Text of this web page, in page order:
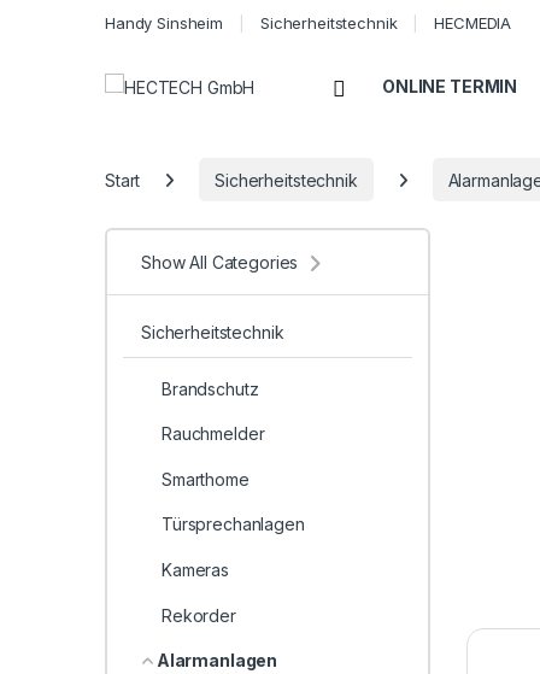
Handy Sinsheim Sicherheitstechnik HECMEDIA
Open ONLINE TERMIN
Start Sicherheitstechnik
Show All Categories
Sicherheitstechnik
Brandschutz
Rauchmelder
Smarthome
Türsprechanlagen
Kameras
Rekorder
Alarmanlagen